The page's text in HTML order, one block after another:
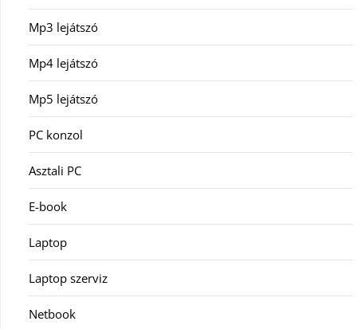
Mp3 lejátszó
Mp4 lejátszó
Mp5 lejátszó
PC konzol
Asztali PC
E-book
Laptop
Laptop szerviz
Netbook